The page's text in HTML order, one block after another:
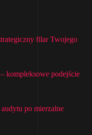
filar Twojego
kompleksowe podejście
po mierzalne